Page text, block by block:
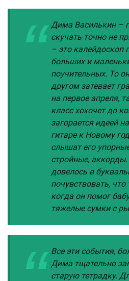
Дима Василькин –
скучать точно не
– это калейдоскоп
больших и
поучительных. То
другом затевает
на первое апреля,
класс хохочет до
загорается идеей
гитаре к Новому
слышат его
стройные,
довелось в
почувствовать, что
когда он помог
тяжелые сумки с
Все эти события,
Дима тщательно
старую тетрадку.